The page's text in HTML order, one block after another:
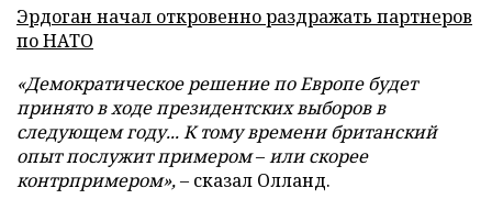
Эрдоган начал откровенно раздражать партнеров
по НАТО
«Демократическое решение по Европе будет
принято в ходе президентских выборов в
следующем году... К тому времени британский
опыт послужит примером–или скорее
контрпримером»,– сказал Олланд.